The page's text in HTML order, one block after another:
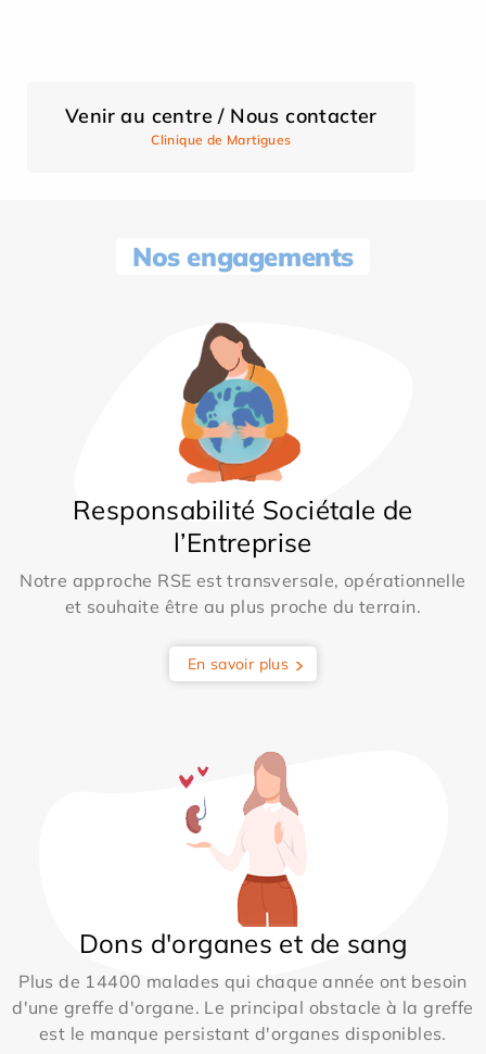
Venir au centre / Nous contacter
Clinique de Martigues
Nos engagements
Responsabilité Sociétale de
l’Entreprise
Notre approche RSE est transversale, opérationnelle
et souhaite être au plus proche du terrain.
En savoir plus
Dons d'organes et de sang
Plus de 14400 malades qui chaque année ont besoin
d'une greffe d'organe. Le principal obstacle à la greffe
est le manque persistant d'organes disponibles.